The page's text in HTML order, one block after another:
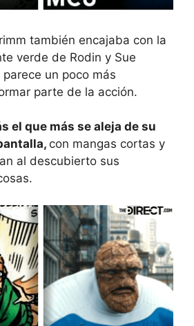
también encajaba con la
verde de Rodin y Sue
un poco más
parte de la acción.
el que más se aleja de su
con mangas cortas y
al descubierto sus